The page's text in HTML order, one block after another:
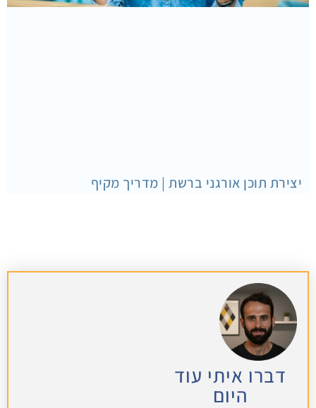
יצירת תוכן אורגני ברשת | מדריך מקיף
דברו איתי עוד
היום